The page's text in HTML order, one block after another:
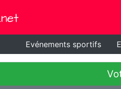
Evénements sportifs